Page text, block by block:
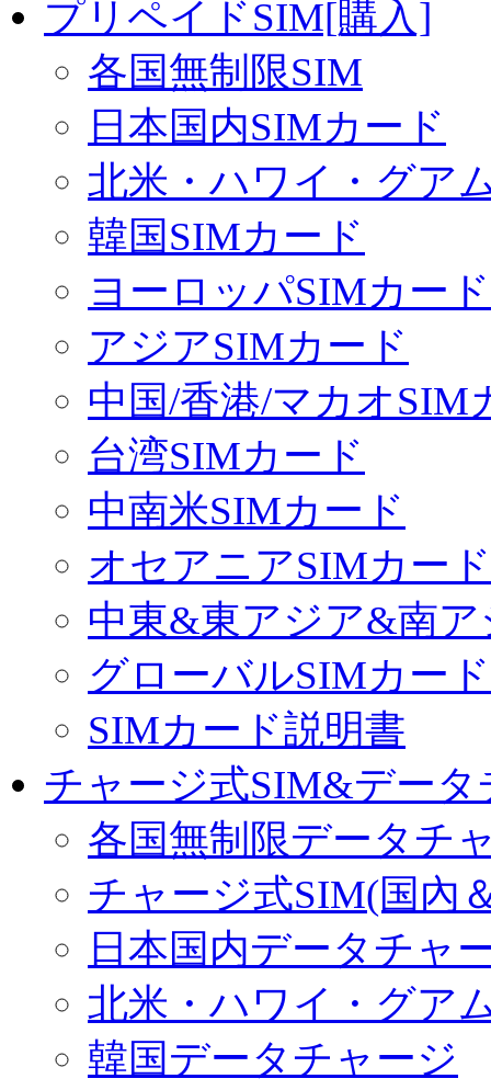
プリペイドSIM[購入]
各国無制限SIM
日本国内SIMカード
北米・ハワイ・グア
韓国SIMカード
ヨーロッパSIMカード
アジアSIMカード
中国/香港/マカオSIM
台湾SIMカード
中南米SIMカード
オセアニアSIMカード
中東&東アジア&南
グローバルSIMカード
SIMカード説明書
チャージ式SIM&デー
各国無制限データチ
チャージ式SIM(国內
日本国内データチャ
北米・ハワイ・グア
韓国データチャージ